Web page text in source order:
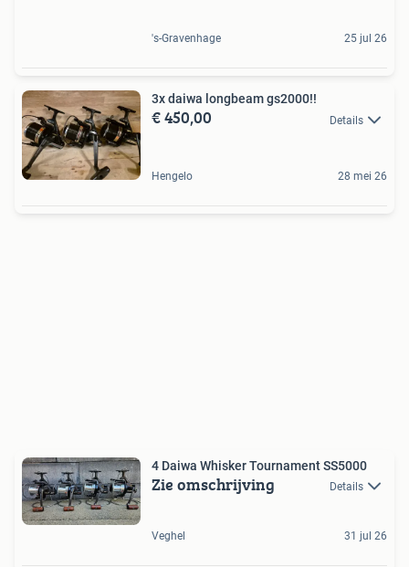
's-Gravenhage 25 jul 26
3x daiwa longbeam gs2000!!
€ 450,00 Details
Hengelo 28 mei 26
4 Daiwa Whisker Tournament SS5000
Zie omschrijving Details
Veghel 31 jul 26